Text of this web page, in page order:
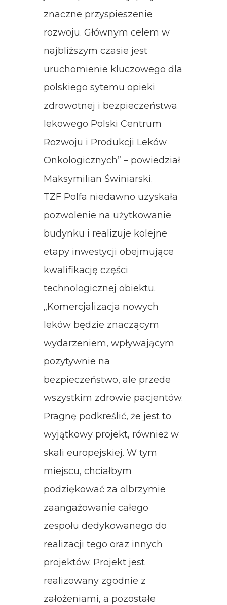
znaczne przyspieszenie
rozwoju. Głównym celem w
najbliższym czasie jest
uruchomienie kluczowego dla
polskiego sytemu opieki
zdrowotnej i bezpieczeństwa
lekowego Polski Centrum
Rozwoju i Produkcji Leków
Onkologicznych” – powiedział
Maksymilian Świniarski.
TZF Polfa niedawno uzyskała
pozwolenie na użytkowanie
budynku i realizuje kolejne
etapy inwestycji obejmujące
kwalifikację części
technologicznej obiektu.
„Komercjalizacja nowych
leków będzie znaczącym
wydarzeniem, wpływającym
pozytywnie na
bezpieczeństwo, ale przede
wszystkim zdrowie pacjentów.
Pragnę podkreślić, że jest to
wyjątkowy projekt, również w
skali europejskiej. W tym
miejscu, chciałbym
podziękować za olbrzymie
zaangażowanie całego
zespołu dedykowanego do
realizacji tego oraz innych
projektów. Projekt jest
realizowany zgodnie z
założeniami, a pozostałe